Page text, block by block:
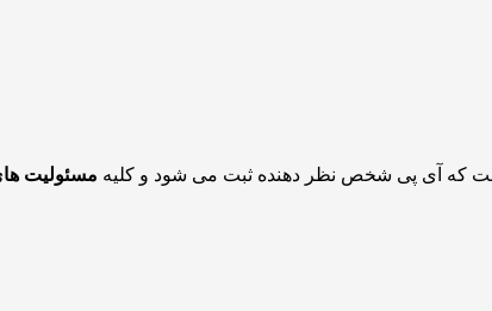
که آی پی شخص نظر دهنده ثبت می شود و کلیه مسئولیت